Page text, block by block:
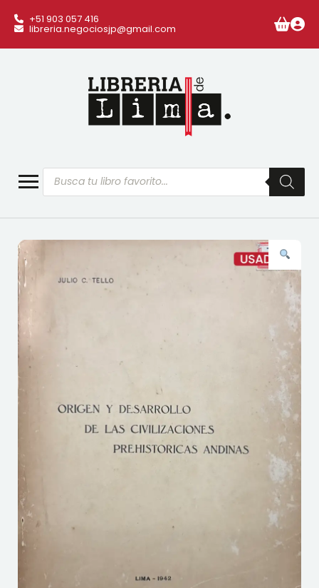
+51 903 057 416
libreria.negociosjp@gmail.com
Búsqueda
de
productos